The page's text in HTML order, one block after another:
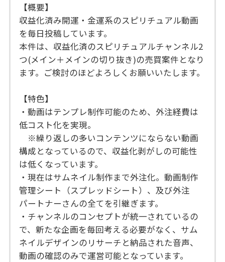
【概要】
収益化済み開運・金運系のスピリチュアル動画
を毎日投稿しています。
本件は、収益化済のスピリチュアルチャンネル2
つ(メイン＋メインの切り抜き)の売買案件となり
ます。ご検討のほどよろしくお願いいたします。
【特色】
・動画はテンプレ制作可能のため、外注経費は
低コスト化を実現。
※繰り返しの多いコンテンツにならない動画
構成となっているので、収益化剥がしの可能性
は低くなっています。
・現在はサムネイル制作まで外注化。動画制作
管理シート（スプレッドシート）、及び外注
パートナーさんの全てを引継ぎます。
・チャンネルのコンセプトが統一されているの
で、新たな企画を毎回考える必要がなく、サム
ネイルデザインのリサーチと納品された音声、
動画の確認のみで運営可能となっています。